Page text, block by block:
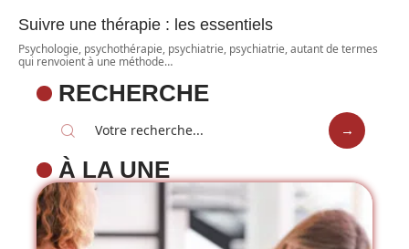
Suivre une thérapie : les essentiels
Psychologie, psychothérapie, psychiatrie, psychiatrie, autant de termes
qui renvoient à une méthode…
RECHERCHE
À LA UNE